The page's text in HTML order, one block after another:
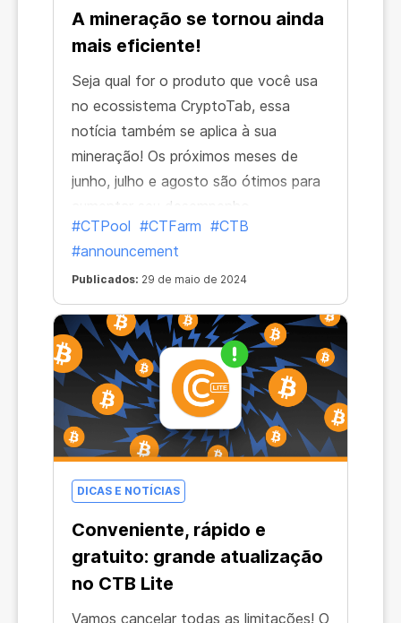
A mineração se tornou ainda
mais eficiente!
Seja qual for o produto que você usa
no ecossistema CryptoTab, essa
notícia também se aplica à sua
mineração! Os próximos meses de
junho, julho e agosto são ótimos para
aumentar seu desempenho,
especialmente porque a mineração se
tornou mais poderosa em todo o
ecossistema. A eficiência da
mineração em todos os produtos
CryptoTab aumentou em quase 20%!
#CTPool #CTFarm #CTB
#announcement
Publicados: 29 de maio de 2024
DICAS E NOTÍCIAS
Conveniente, rápido e
gratuito: grande atualização
no CTB Lite
Vamos cancelar todas as limitações! O